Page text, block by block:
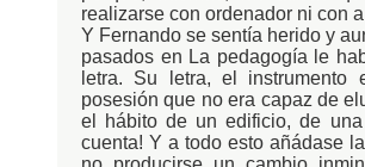
realizarse con ordenador ni con
Y Fernando se sentía herido y
pasados en La pedagogía le
letra. Su letra, el
posesión que no era capaz de
el hábito de un edificio, de
cuenta! Y a todo esto añádase